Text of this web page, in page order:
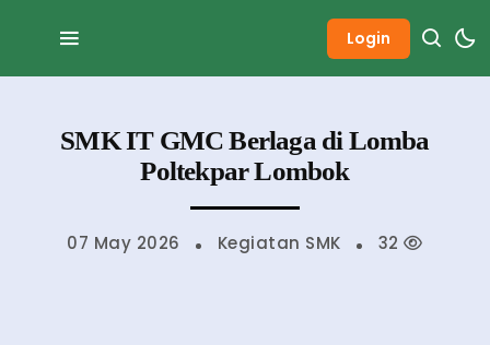
Login
SMK IT GMC Berlaga di Lomba
Poltekpar Lombok
07 May 2026 Kegiatan SMK 32